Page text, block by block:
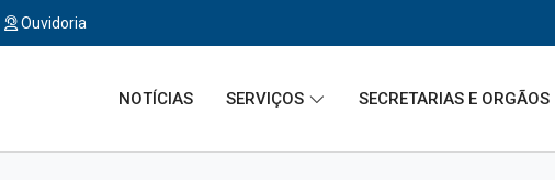
Ouvidoria
NOTÍCIAS SERVIÇOS SECRETARIAS E ORGÃOS